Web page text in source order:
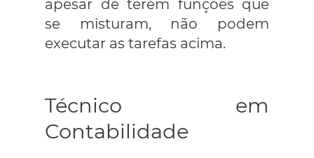
apesar de terem funções que
se misturam, não podem
executar as tarefas acima.
Técnico em
Contabilidade